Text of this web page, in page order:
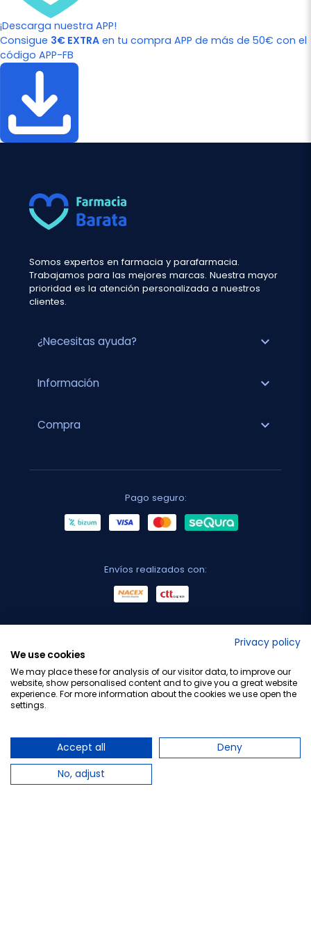
¡Descarga nuestra APP!
Consigue 3€ EXTRA en tu compra APP de más de 50€ con el
código APP-FB
Somos expertos en farmacia y parafarmacia.
Trabajamos para las mejores marcas. Nuestra mayor
prioridad es la atención personalizada a nuestros
clientes.
¿Necesitas ayuda? expand_more
Información expand_more
Compra expand_more
Pago seguro:
Envíos realizados con:
Privacy policy
We use cookies
We may place these for analysis of our visitor data, to improve our
website, show personalised content and to give you a great website
experience. For more information about the cookies we use open the
settings.
Accept all
Deny
No, adjust